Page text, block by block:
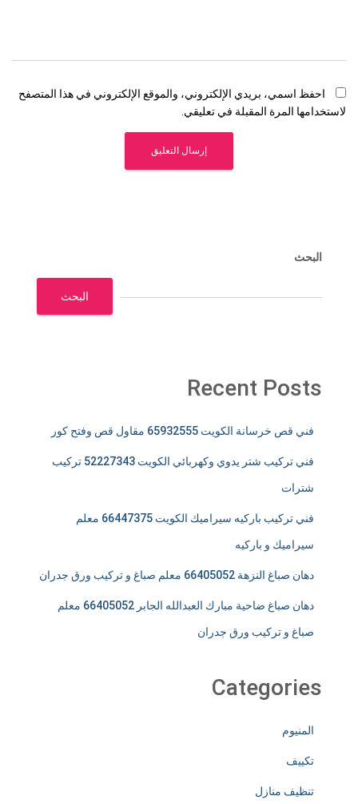
احفظ اسمي، بريدي الإلكتروني، والموقع الإلكتروني في هذا المتصفح
لاستخدامها المرة المقبلة في تعليقي.
البحث
البحث
Recent Posts
فني قص خرسانة الكويت 65932555 مقاول قص وفتح كور
فني تركيب شتر يدوي وكهربائي الكويت 52227343 تركيب
شترات
فني تركيب باركيه سيراميك الكويت 66447375 معلم
سيراميك و باركيه
دهان صباغ النزهة 66405052 معلم صباغ و تركيب ورق جدران
دهان صباغ ضاحية مبارك العبدالله الجابر 66405052 معلم
صباغ و تركيب ورق جدران
Categories
المنيوم
تكييف
تنظيف منازل